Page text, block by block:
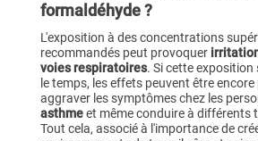
formaldéhyde ?
L'exposition à des concentrations
recommandés peut provoquer
voies respiratoires. Si cette exposition
le temps, les effets peuvent être
aggraver les symptômes chez les
asthmeet même conduire à différents
Tout cela, associé à l'importance de